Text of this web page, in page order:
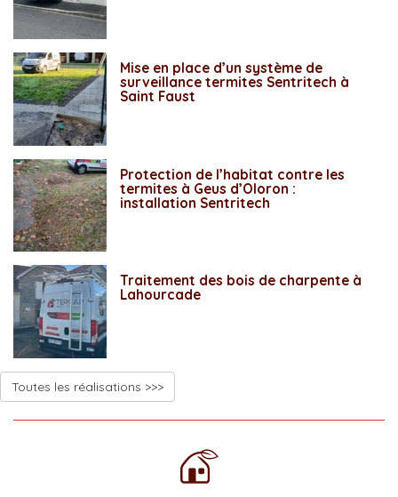
Mise en place d’un système de
surveillance termites Sentritech à
Saint Faust
Protection de l’habitat contre les
termites à Geus d’Oloron :
installation Sentritech
Traitement des bois de charpente à
Lahourcade
Toutes les réalisations >>>